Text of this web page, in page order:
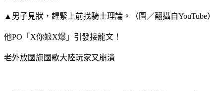
▲男子見狀，趕緊上前找騎士理論。（圖／翻攝自YouTube）
他PO「X你娘X爆」引發接龍文！
老外放國旗國歌大陸玩家又崩潰